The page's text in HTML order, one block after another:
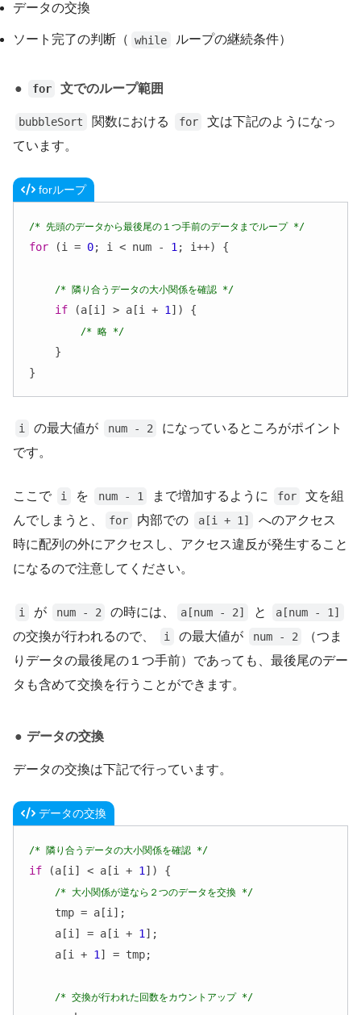
データの交換
ソート完了の判断（ while ループの継続条件）
for 文でのループ範囲
bubbleSort 関数における for
文は下記のようになっ
ています。
forループ
/* 先頭のデータから最後尾の１つ手前のデータまでループ */
for (i = 0; i < num - 1 ; i++) {
/* 隣り合うデータの大小関係を確認 */
if (a[i] > a[i + 1 ]) {
/* 略 */
}
i の最大値が num - 2
になっているところがポイント
です。
ここで i を num - 1 まで増加するように for
文を組
んでしまうと、
for 内部での a[i + 1]
へのアクセス
時に配列の外にアクセスし、アクセス違反が発生すること
になるので注意してください。
i が num - 2 の時には、 a[num - 2] と a[num - 1]
の交換が行われるので、 i の最大値が num - 2
（つま
りデータの最後尾の１つ手前）であっても、最後尾のデー
タも含めて交換を行うことができます。
データの交換
データの交換は下記で行っています。
データの交換
/* 隣り合うデータの大小関係を確認 */
if (a[i] < a[i + 1 ]) {
/* 大小関係が逆なら２つのデータを交換 */
    a[i] = a[i +
1 ];
    a[i +
1 ] = tmp;
/* 交換が行われた回数をカウントアップ */